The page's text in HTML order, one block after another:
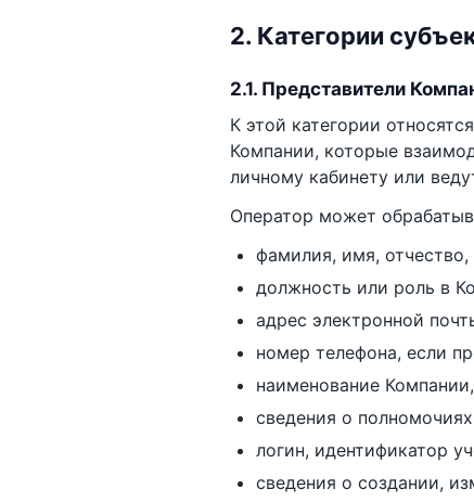
2. Категории
2.1. Представители
К этой категории
Компании, которые
личному кабинету или
Оператор может
фамилия, имя,
должность или роль в
адрес электронной
номер телефона, если
наименование
сведения о
логин, идентификатор
сведения о создании,